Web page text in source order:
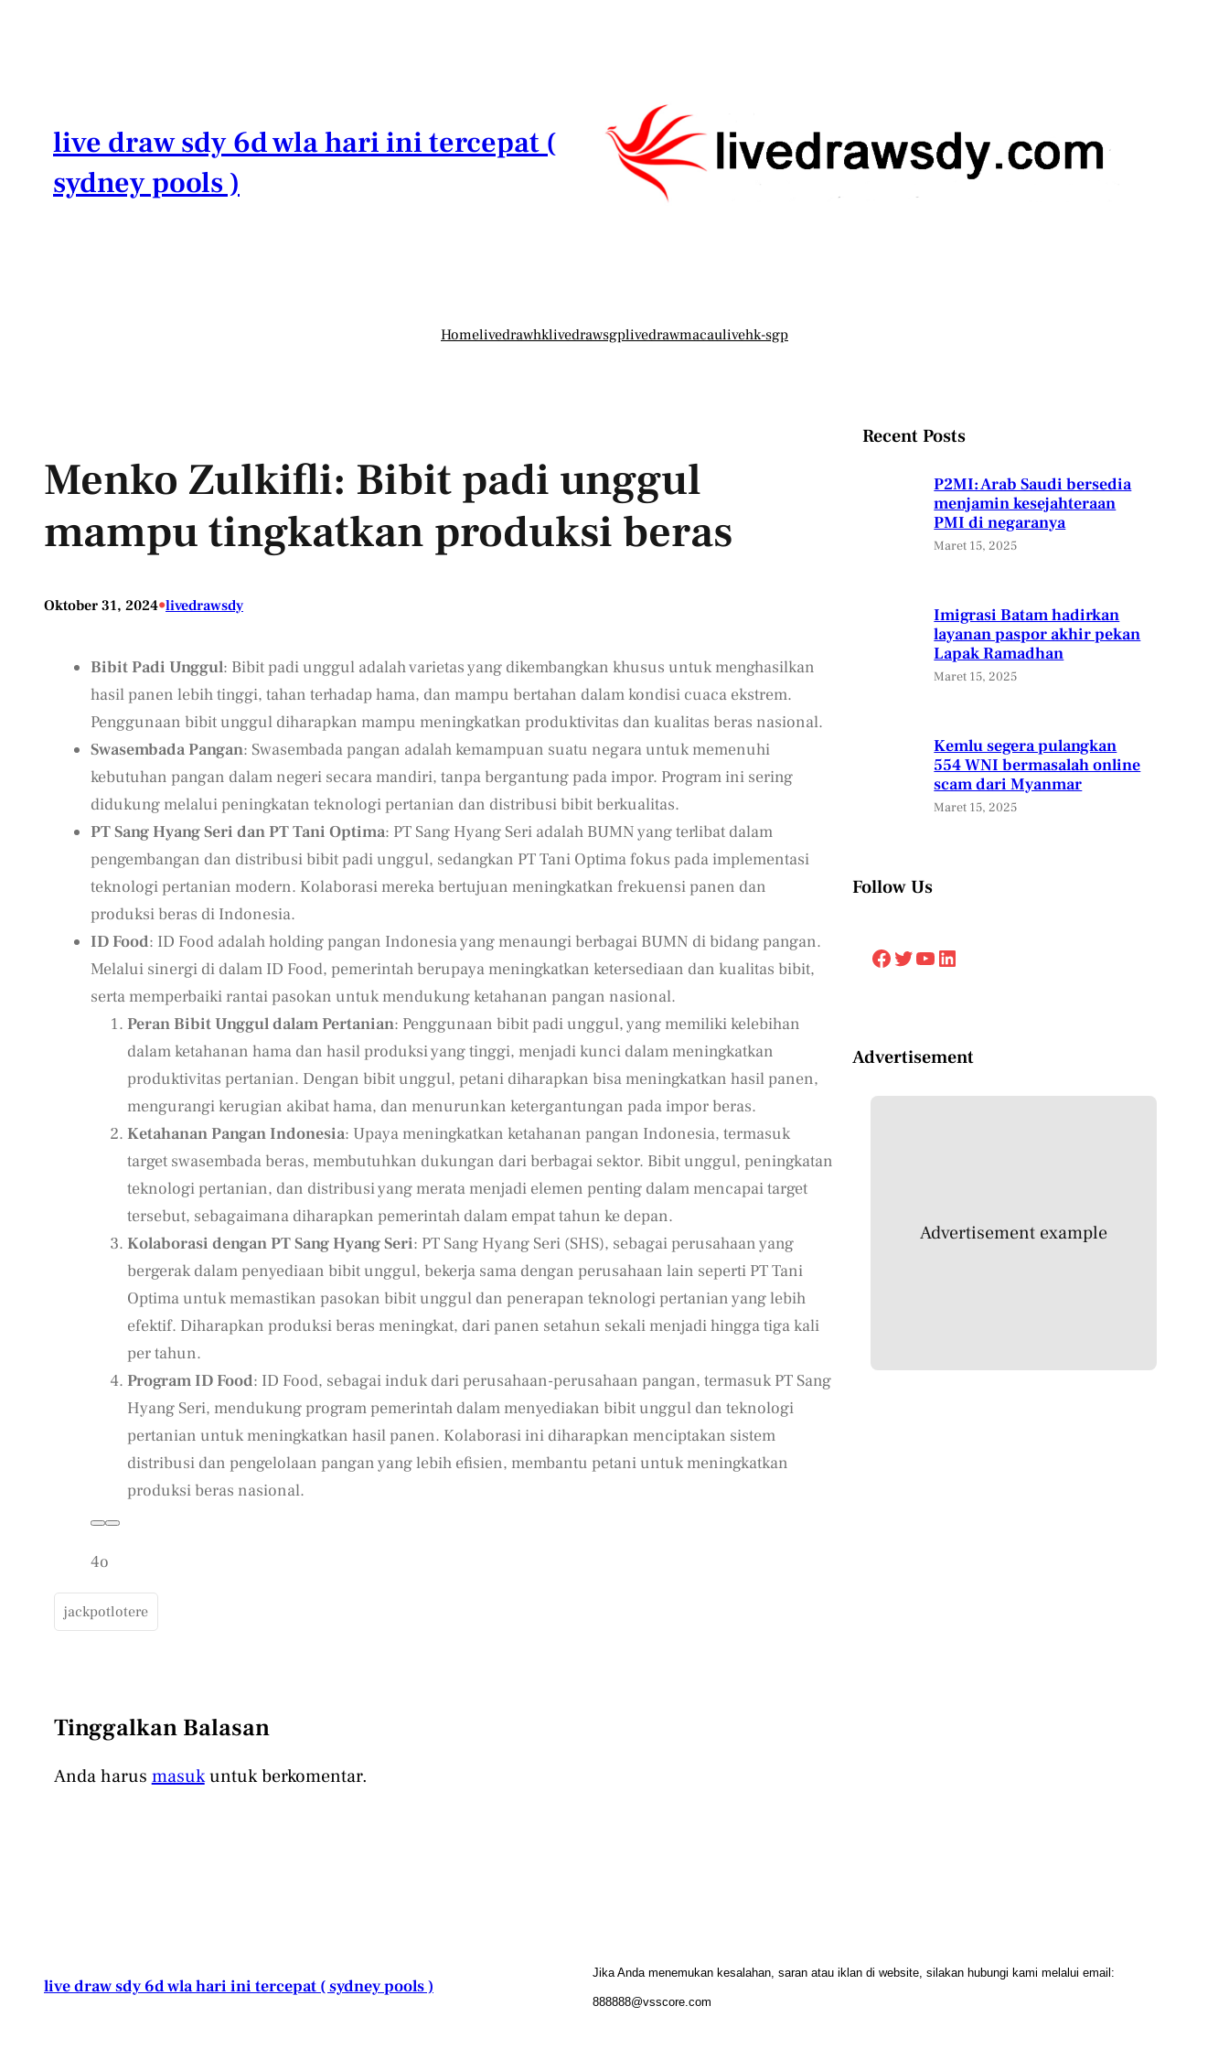
live draw sdy 6d wla hari ini tercepat (
sydney pools )
Homelivedrawhklivedrawsgplivedrawmacaulivehk-sgp
Menko Zulkifli: Bibit padi unggul
mampu tingkatkan produksi beras
Oktober 31, 2024•livedrawsdy
Bibit Padi Unggul: Bibit padi unggul adalah varietas yang dikembangkan khusus untuk menghasilkan
hasil panen lebih tinggi, tahan terhadap hama, dan mampu bertahan dalam kondisi cuaca ekstrem.
Penggunaan bibit unggul diharapkan mampu meningkatkan produktivitas dan kualitas beras nasional.
Swasembada Pangan: Swasembada pangan adalah kemampuan suatu negara untuk memenuhi
kebutuhan pangan dalam negeri secara mandiri, tanpa bergantung pada impor. Program ini sering
didukung melalui peningkatan teknologi pertanian dan distribusi bibit berkualitas.
PT Sang Hyang Seri dan PT Tani Optima: PT Sang Hyang Seri adalah BUMN yang terlibat dalam
pengembangan dan distribusi bibit padi unggul, sedangkan PT Tani Optima fokus pada implementasi
teknologi pertanian modern. Kolaborasi mereka bertujuan meningkatkan frekuensi panen dan
produksi beras di Indonesia.
ID Food: ID Food adalah holding pangan Indonesia yang menaungi berbagai BUMN di bidang pangan.
Melalui sinergi di dalam ID Food, pemerintah berupaya meningkatkan ketersediaan dan kualitas bibit,
serta memperbaiki rantai pasokan untuk mendukung ketahanan pangan nasional.
Peran Bibit Unggul dalam Pertanian: Penggunaan bibit padi unggul, yang memiliki kelebihan
dalam ketahanan hama dan hasil produksi yang tinggi, menjadi kunci dalam meningkatkan
produktivitas pertanian. Dengan bibit unggul, petani diharapkan bisa meningkatkan hasil panen,
mengurangi kerugian akibat hama, dan menurunkan ketergantungan pada impor beras.
Ketahanan Pangan Indonesia: Upaya meningkatkan ketahanan pangan Indonesia, termasuk
target swasembada beras, membutuhkan dukungan dari berbagai sektor. Bibit unggul, peningkatan
teknologi pertanian, dan distribusi yang merata menjadi elemen penting dalam mencapai target
tersebut, sebagaimana diharapkan pemerintah dalam empat tahun ke depan.
Kolaborasi dengan PT Sang Hyang Seri: PT Sang Hyang Seri (SHS), sebagai perusahaan yang
bergerak dalam penyediaan bibit unggul, bekerja sama dengan perusahaan lain seperti PT Tani
Optima untuk memastikan pasokan bibit unggul dan penerapan teknologi pertanian yang lebih
efektif. Diharapkan produksi beras meningkat, dari panen setahun sekali menjadi hingga tiga kali
per tahun.
Program ID Food: ID Food, sebagai induk dari perusahaan-perusahaan pangan, termasuk PT Sang
Hyang Seri, mendukung program pemerintah dalam menyediakan bibit unggul dan teknologi
pertanian untuk meningkatkan hasil panen. Kolaborasi ini diharapkan menciptakan sistem
distribusi dan pengelolaan pangan yang lebih efisien, membantu petani untuk meningkatkan
produksi beras nasional.
4o
jackpotlotere
Tinggalkan Balasan
Anda harusmasukuntuk berkomentar.
Recent Posts
P2MI: Arab Saudi bersedia
menjamin kesejahteraan
PMI di negaranya
Maret 15, 2025
Imigrasi Batam hadirkan
layanan paspor akhir pekan
Lapak Ramadhan
Maret 15, 2025
Kemlu segera pulangkan
554 WNI bermasalah online
scam dari Myanmar
Maret 15, 2025
Follow Us
Facebook Twitter YouTube LinkedIn
Advertisement
Advertisement example
live draw sdy 6d wla hari ini tercepat ( sydney pools )
Jika Anda menemukan kesalahan, saran atau iklan di website, silakan hubungi kami melalui email:
888888@vsscore.com